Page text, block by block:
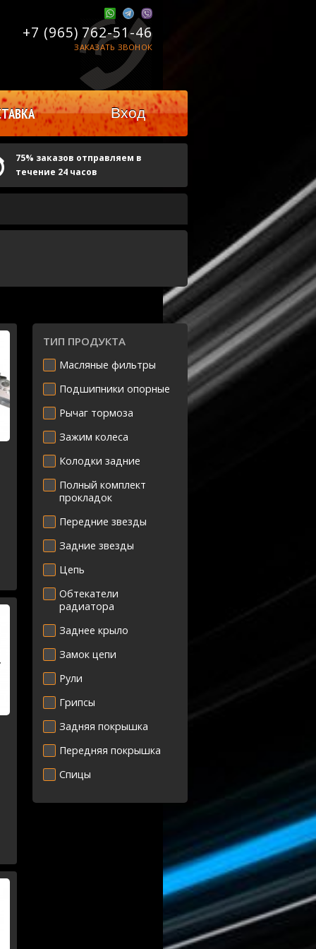
ТИП ПРОДУКТА
Масляные фильтры
Подшипники опорные
Рычаг тормоза
Зажим колеса
Колодки задние
Полный комплект
прокладок
Передние звезды
Задние звезды
Цепь
Обтекатели
радиатора
Заднее крыло
Замок цепи
Рули
Грипсы
Задняя покрышка
Передняя покрышка
Спицы
+7 (965) 762-51-46
ЗАКАЗАТЬ ЗВОНОК
Вход
75% заказов отправляем в
течение 24 часов